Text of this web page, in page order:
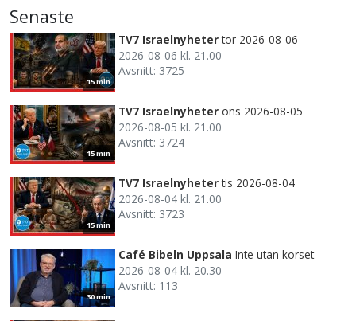
Senaste
15 min
TV7 Israelnyheter tor 2026-08-06
2026-08-06 kl. 21.00
Avsnitt: 3725
15 min
TV7 Israelnyheter ons 2026-08-05
2026-08-05 kl. 21.00
Avsnitt: 3724
15 min
TV7 Israelnyheter tis 2026-08-04
2026-08-04 kl. 21.00
Avsnitt: 3723
30 min
Café Bibeln Uppsala Inte utan korset
2026-08-04 kl. 20.30
Avsnitt: 113